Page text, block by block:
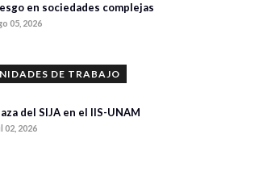
en sociedades complejas
05, 2026
DE TRABAJO
del SIJA en el IIS-UNAM
02, 2026